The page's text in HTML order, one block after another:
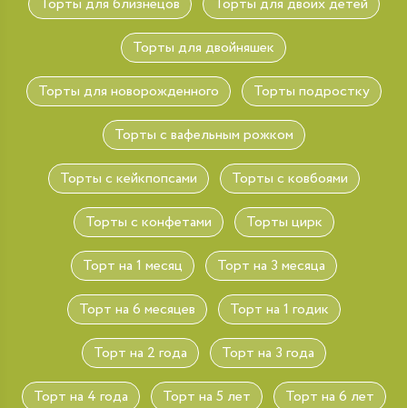
Торты для двойняшек
Торты для новорожденного Торты подростку
Торты с вафельным рожком
Торты с кейкпопсами Торты с ковбоями
Торты с конфетами Торты цирк
Торт на 1 месяц Торт на 3 месяца
Торт на 6 месяцев Торт на 1 годик
Торт на 2 года Торт на 3 года
Торт на 4 года Торт на 5 лет Торт на 6 лет